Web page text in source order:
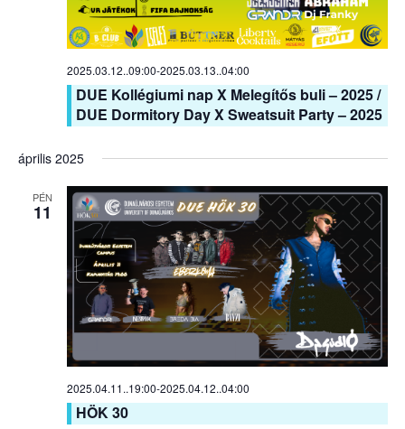
2025.03.12..09:00-2025.03.13..04:00
DUE Kollégiumi nap X Melegítős buli – 2025 /
DUE Dormitory Day X Sweatsuit Party – 2025
április 2025
PÉN
11
2025.04.11..19:00-2025.04.12..04:00
HÖK 30